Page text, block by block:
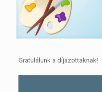
Gratulálunk a díjazottaknak!